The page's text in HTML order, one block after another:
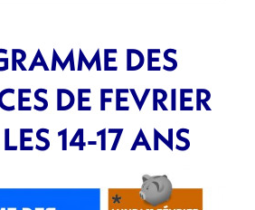
DES
DE FEVRIER
14-17 ANS